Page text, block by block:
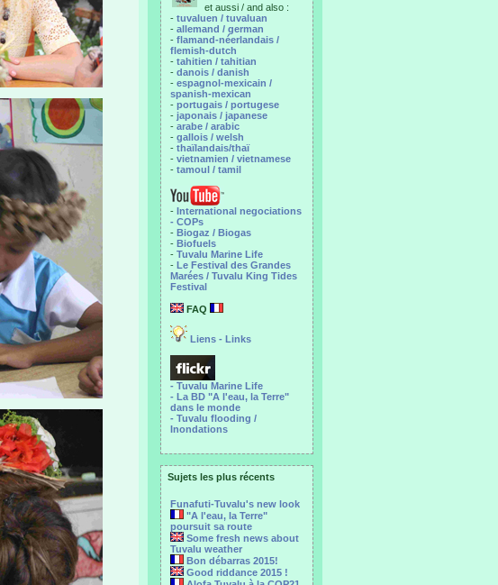
et aussi / and also :
- tuvaluen / tuvaluan
- allemand / german
- flamand-néerlandais /
flemish-dutch
- tahitien / tahitian
- danois / danish
- espagnol-mexicain /
spanish-mexican
- portugais / portugese
- japonais / japanese
- arabe / arabic
- gallois / welsh
- thaïlandais/thaï
- vietnamien / vietnamese
- tamoul / tamil
- International negociations
- COPs
- Biogaz / Biogas
- Biofuels
- Tuvalu Marine Life
- Le Festival des Grandes
Marées / Tuvalu King Tides
Festival
FAQ
Liens - Links
- Tuvalu Marine Life
- La BD "A l'eau, la Terre"
dans le monde
- Tuvalu flooding /
Inondations
Sujets les plus récents
Funafuti-Tuvalu's new look
"A l'eau, la Terre"
poursuit sa route
Some fresh news about
Tuvalu weather
Bon débarras 2015!
Good riddance 2015 !